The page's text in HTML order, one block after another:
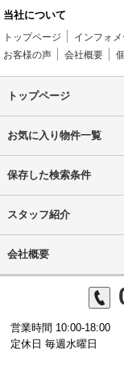
当社について
トップページ インフォ
お客様の声
会社概要
トップページ
お気に入り物件一覧
保存した検索条件
スタッフ紹介
会社概要
営業時間 10:00-18:00
定休日 毎週水曜日